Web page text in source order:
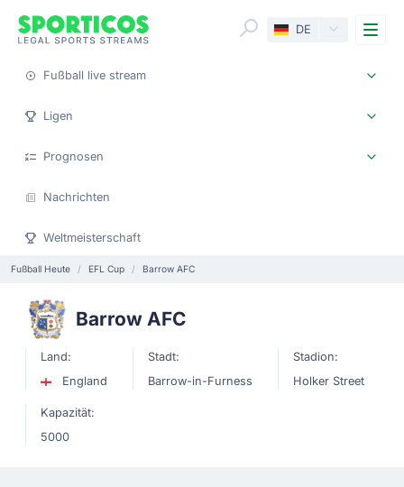
DE
Fußball live stream
Ligen
Prognosen
Nachrichten
Weltmeisterschaft
Fußball Heute EFL Cup Barrow AFC
Barrow AFC
Land:
England
Stadt:
Barrow-in-Furness
Stadion:
Holker Street
Kapazität:
5000